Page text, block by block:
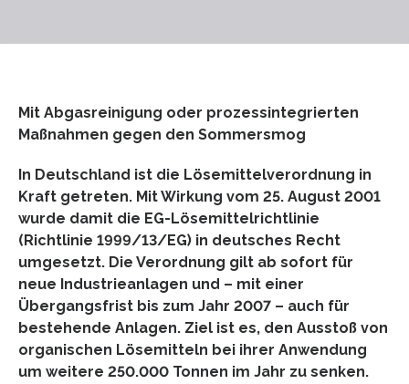
Mit Abgasreinigung oder prozessintegrierten
Maßnahmen gegen den Sommersmog
In Deutschland ist die Lösemittelverordnung in
Kraft getreten. Mit Wirkung vom 25. August 2001
wurde damit die EG-Lösemittelrichtlinie
(Richtlinie 1999/13/EG) in deutsches Recht
umgesetzt. Die Verordnung gilt ab sofort für
neue Industrieanlagen und – mit einer
Übergangsfrist bis zum Jahr 2007 – auch für
bestehende Anlagen. Ziel ist es, den Ausstoß von
organischen Lösemitteln bei ihrer Anwendung
um weitere 250.000 Tonnen im Jahr zu senken.